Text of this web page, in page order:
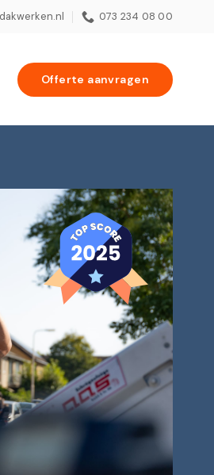
073 234 08 00
Offerte aanvragen